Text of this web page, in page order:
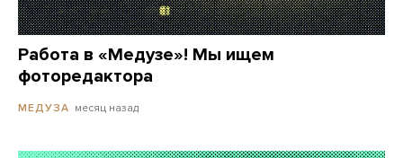
Работа в «Медузе»! Мы ищем
фоторедактора
МЕДУЗА месяц назад